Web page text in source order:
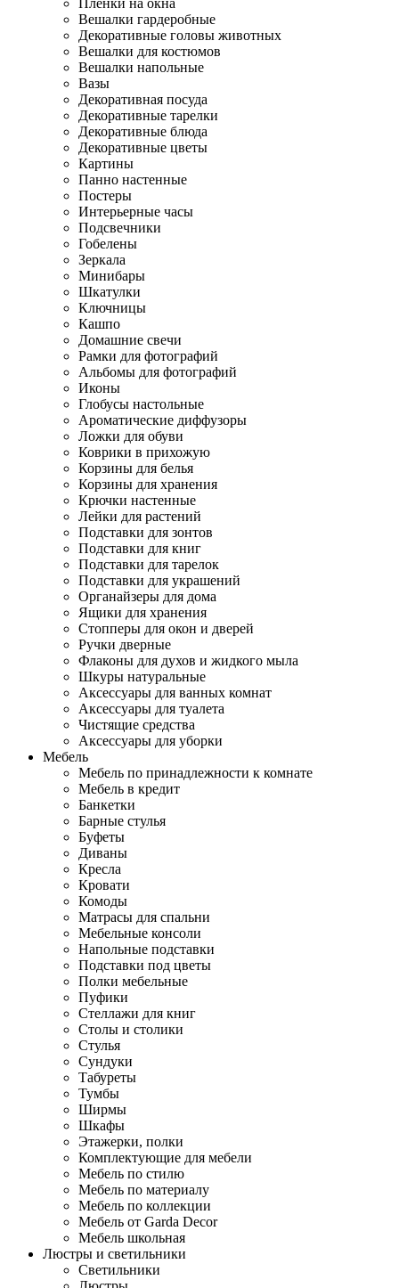
Пленки на окна
Вешалки гардеробные
Декоративные головы животных
Вешалки для костюмов
Вешалки напольные
Вазы
Декоративная посуда
Декоративные тарелки
Декоративные блюда
Декоративные цветы
Картины
Панно настенные
Постеры
Интерьерные часы
Подсвечники
Гобелены
Зеркала
Минибары
Шкатулки
Ключницы
Кашпо
Домашние свечи
Рамки для фотографий
Альбомы для фотографий
Иконы
Глобусы настольные
Ароматические диффузоры
Ложки для обуви
Коврики в прихожую
Корзины для белья
Корзины для хранения
Крючки настенные
Лейки для растений
Подставки для зонтов
Подставки для книг
Подставки для тарелок
Подставки для украшений
Органайзеры для дома
Ящики для хранения
Стопперы для окон и дверей
Ручки дверные
Флаконы для духов и жидкого мыла
Шкуры натуральные
Аксессуары для ванных комнат
Аксессуары для туалета
Чистящие средства
Аксессуары для уборки
Мебель
Мебель по принадлежности к комнате
Мебель в кредит
Банкетки
Барные стулья
Буфеты
Диваны
Кресла
Кровати
Комоды
Матрасы для спальни
Мебельные консоли
Напольные подставки
Подставки под цветы
Полки мебельные
Пуфики
Стеллажи для книг
Столы и столики
Стулья
Сундуки
Табуреты
Тумбы
Ширмы
Шкафы
Этажерки, полки
Комплектующие для мебели
Мебель по стилю
Мебель по материалу
Мебель по коллекции
Мебель от Garda Decor
Мебель школьная
Люстры и светильники
Светильники